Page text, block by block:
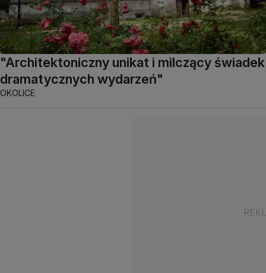
"Architektoniczny unikat i milczący świadek
dramatycznych wydarzeń"
OKOLICE